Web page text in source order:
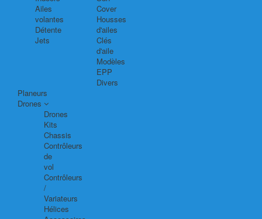
Ailes
volantes
Détente
Jets
Cover
Housses
d'ailes
Clés
d'aile
Modèles
EPP
Divers
Planeurs
Drones
Drones
Kits
Chassis
Contrôleurs
de
vol
Contrôleurs
/
Variateurs
Hélices